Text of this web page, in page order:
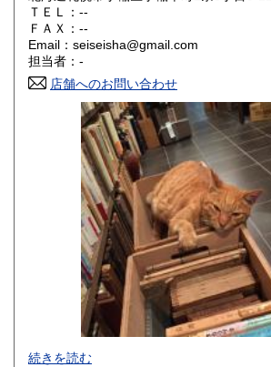
山口県
香川県
高知県 200円
200円 長崎県
200円 大分県
200円 鹿児島県
200円
ＴＥＬ：--
ＦＡＸ：--
Email：seiseisha@gmail.com
担当者：-
店舗へのお問い合わせ
事務所営業です(店舗はございません)。
続きを読む